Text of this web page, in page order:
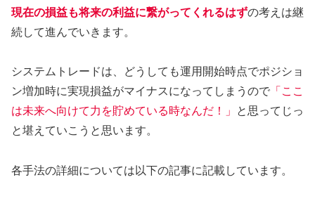
現在の損益も将来の利益に繋がってくれるはずの考えは継
続して進んでいきます。
システムトレードは、どうしても運用開始時点でポジショ
ン増加時に実現損益がマイナスになってしまうので 「ここ
は未来へ向けて力を貯めている時なんだ！」
と思ってじっ
と堪えていこうと思います。
各手法の詳細については以下の記事に記載しています。